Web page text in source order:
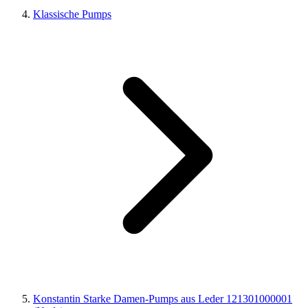
Klassische Pumps
Konstantin Starke Damen-Pumps aus Leder 121301000001